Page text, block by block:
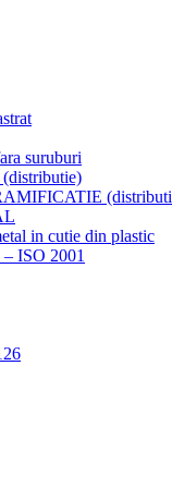
suruburi
in cutie din plastic
ISO 2001